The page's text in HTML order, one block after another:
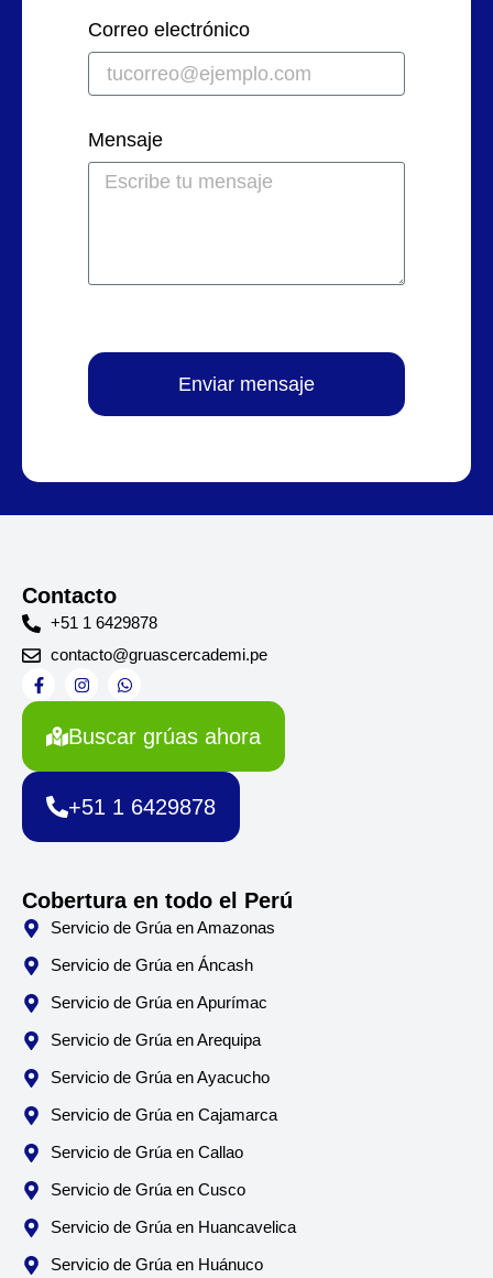
Correo electrónico
Mensaje
Enviar mensaje
Contacto
+51 1 6429878
contacto@gruascercademi.pe
F
a
c
o
I
n
a
r
m
W
h
s
p
Buscar grúas ahora
+51 1 6429878
Cobertura en todo el Perú
Servicio de Grúa en Amazonas
Servicio de Grúa en Áncash
Servicio de Grúa en Apurímac
Servicio de Grúa en Arequipa
Servicio de Grúa en Ayacucho
Servicio de Grúa en Cajamarca
Servicio de Grúa en Callao
Servicio de Grúa en Cusco
Servicio de Grúa en Huancavelica
Servicio de Grúa en Huánuco